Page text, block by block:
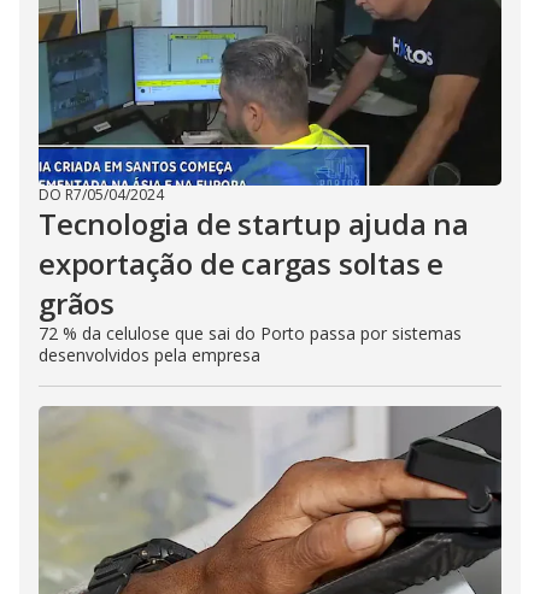
DO R7/05/04/2024
Tecnologia de startup ajuda na
exportação de cargas soltas e
grãos
72 % da celulose que sai do Porto passa por sistemas
desenvolvidos pela empresa